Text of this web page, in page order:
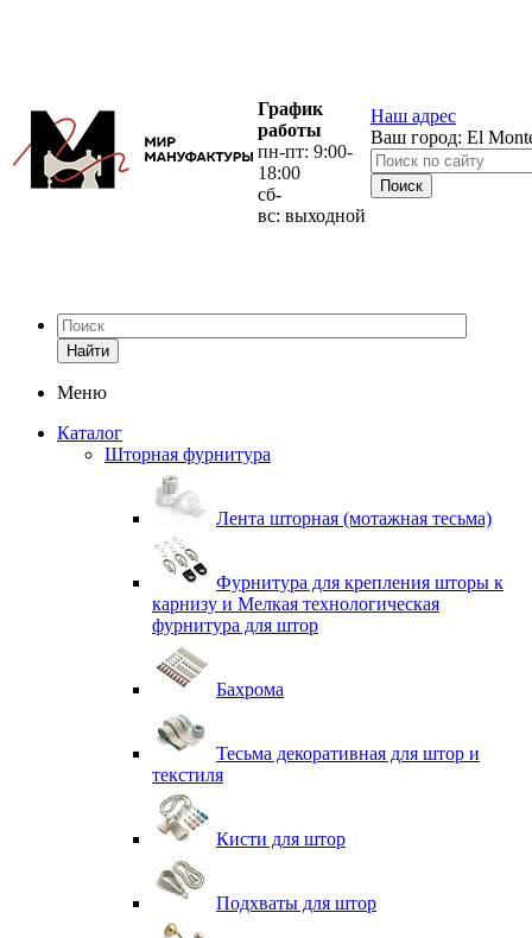
График
работы
пн-пт: 9:00-
18:00
сб-
вс: выходной
Наш адрес
Ваш город: El
Найти
Меню
Каталог
Шторная фурнитура
Лента шторная (мотажная тесьма)
Фурнитура для крепления шторы к
карнизу и Мелкая технологическая
фурнитура для штор
Бахрома
Тесьма декоративная для штор и
текстиля
Кисти для штор
Подхваты для штор